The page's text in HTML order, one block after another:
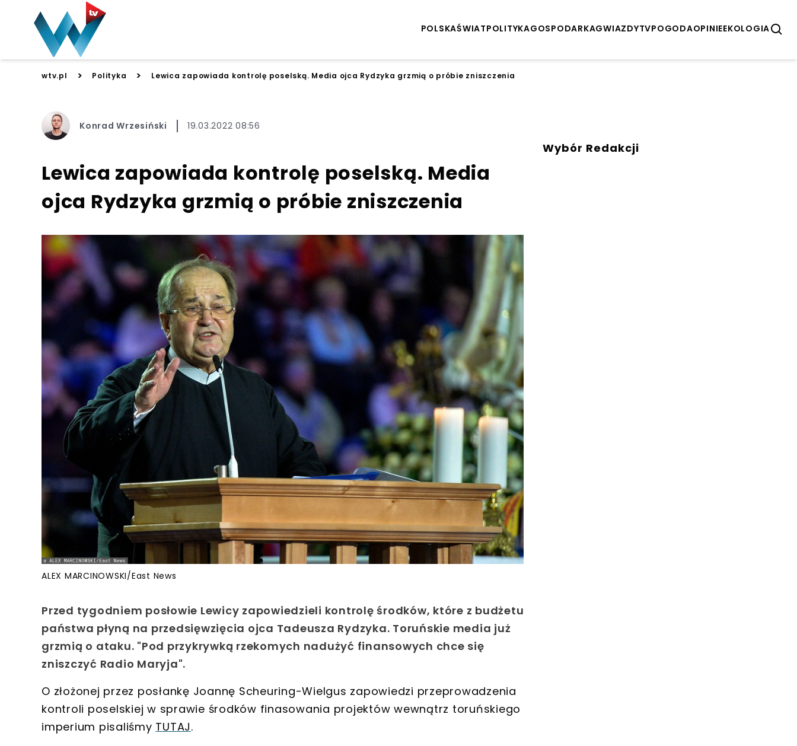
POLSKAŚWIATPOLITYKAGOSPODARKAGWIAZDYTVPOGODAOPINIEEKOLOGIA
wtv.pl > Polityka > Lewica zapowiada kontrolę poselską. Media ojca Rydzyka grzmią o próbie zniszczenia
Konrad Wrzesiński 19.03.2022 08:56
Lewica zapowiada kontrolę poselską. Media
ojca Rydzyka grzmią o próbie zniszczenia
ALEX MARCINOWSKI/East News
Przed tygodniem posłowie Lewicy zapowiedzieli kontrolę środków, które z budżetu
państwa płyną na przedsięwzięcia ojca Tadeusza Rydzyka. Toruńskie media już
grzmią o ataku. "Pod przykrywką rzekomych nadużyć finansowych chce się
zniszczyć Radio Maryja".
O złożonej przez posłankę Joannę Scheuring-Wielgus zapowiedzi przeprowadzenia
kontroli poselskiej w sprawie środków finasowania projektów wewnątrz toruńskiego
imperium pisaliśmy TUTAJ.
Wybór Redakcji